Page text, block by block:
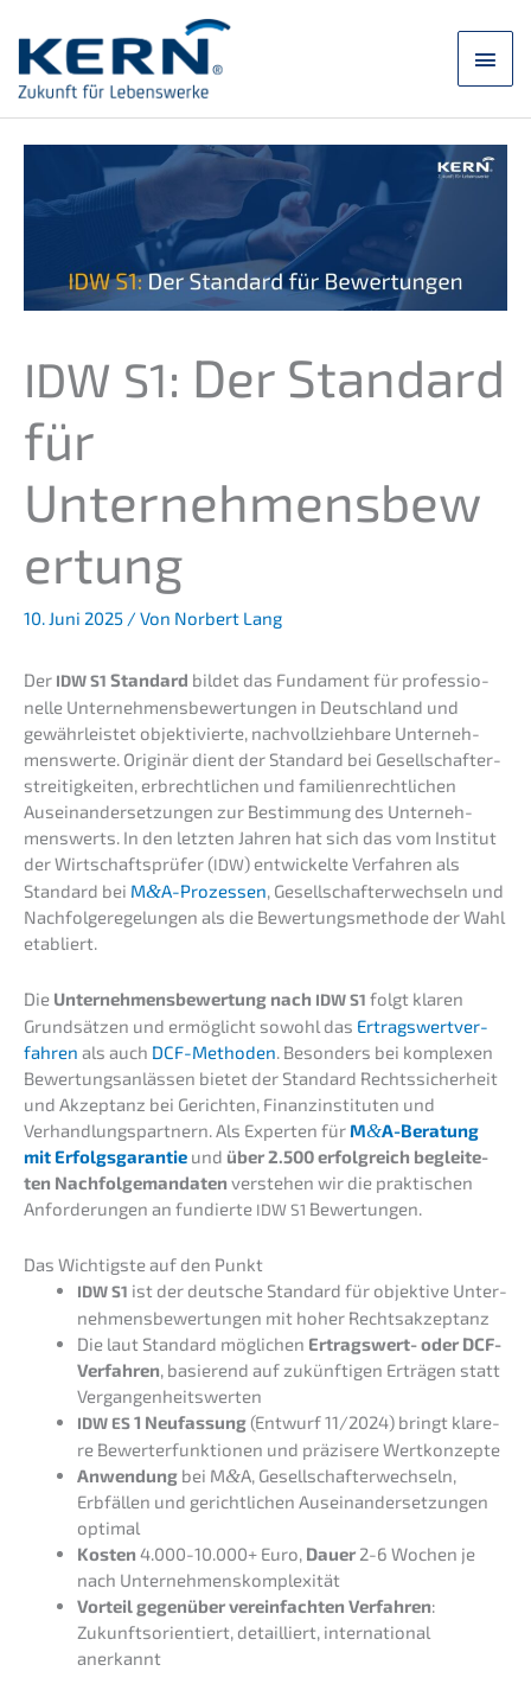
Inhalt
springen
IDW S1: Der Standard
für
Unternehmensbew
ertung
10. Juni 2025 / Von Norbert Lang
Der IDWS1 Standard bildet das Funda­ment für profes­sio­
nel­le Unter­neh­mens­be­wer­tun­gen in Deutsch­land und
gewähr­leis­tet objek­ti­vier­te, nachvoll­zieh­ba­re Unter­neh­
mens­wer­te. Origi­när dient der Standard bei Gesell­schaf­ter­
strei­tig­kei­ten, erbrecht­li­chen und famili­en­recht­li­chen
Ausein­an­der­set­zun­gen zur Bestim­mung des Unter­neh­
mens­werts. In den letzten Jahren hat sich das vom Insti­tut
der Wirtschafts­prü­fer (IDW) entwi­ckel­te Verfah­ren als
Standard bei M&A-Prozessen, Gesell­schaf­ter­wech­seln und
Nachfol­ge­re­ge­lun­gen als die Bewer­tungs­me­tho­de der Wahl
etabliert.
Die Unter­neh­mens­be­wer­tung nach IDWS1 folgt klaren
Grund­sät­zen und ermög­licht sowohl das Ertrags­wert­ver­
fah­ren als auch DCF-Metho­den. Beson­ders bei komple­xen
Bewer­tungs­an­läs­sen bietet der Standard Rechts­si­cher­heit
und Akzep­tanz bei Gerich­ten, Finanz­in­sti­tu­ten und
Verhand­lungs­part­nern. Als Exper­ten fürM&A-Beratung
mit Erfolgs­ga­ran­tie und über 2.500 erfolg­reich beglei­te­
ten Nachfol­ge­man­da­ten verste­hen wir die prakti­schen
Anfor­de­run­gen an fundier­te IDWS1 Bewertungen.
Das Wichtigs­te auf den Punkt
IDWS1 ist der deutsche Standard für objek­ti­ve Unter­
neh­mens­be­wer­tun­gen mit hoher Rechtsakzeptanz
Die laut Standard mögli­chen Ertrags­wert- oder DCF-
Verfah­ren, basie­rend auf zukünf­ti­gen Erträ­gen statt
Vergangenheitswerten
IDW ES1 Neufas­sung (Entwurf 11/2024) bringt klare­
re Bewer­t­erfunk­tio­nen und präzi­se­re Wertkonzepte
Anwen­dung bei M&A, Gesell­schaf­ter­wech­seln,
Erbfäl­len und gericht­li­chen Ausein­an­der­set­zun­gen
optimal
Kosten 4.000-10.000+ Euro, Dauer 2-6 Wochen je
nach Unternehmenskomplexität
Vorteil gegen­über verein­fach­ten Verfah­ren:
Zukunfts­ori­en­tiert, detail­liert, inter­na­tio­nal
anerkannt